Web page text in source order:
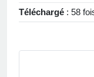
Téléchargé : 58